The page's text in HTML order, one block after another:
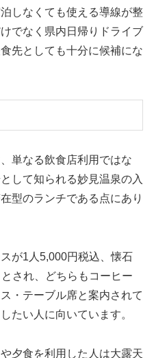
しなくても使える導線が整
でなく県内日帰りドライブ
先としても十分に候補にな
単なる飲食店利用ではな
して知られる妙見温泉の入
型のランチである点にあり
が1人5,000円税込、懐石
され、どちらもコーヒー
・テーブル席と案内されて
たい人に向いています。
夕食を利用した人は大露天